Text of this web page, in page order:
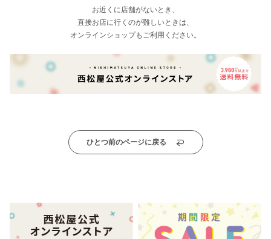
お近くに店舗がないとき、
直接お店に行くのが難しいときは、
オンラインショップもご利用ください。
ひとつ前のページに戻る